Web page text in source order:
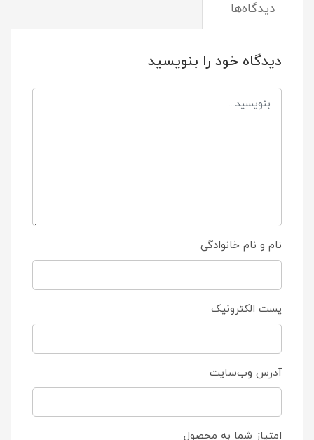
دیدگاه‌ها
دیدگاه خود را بنویسید
نام و نام خانوادگی
پست الکترونیک
آدرس وب‌سایت
امتیاز شما به محصول